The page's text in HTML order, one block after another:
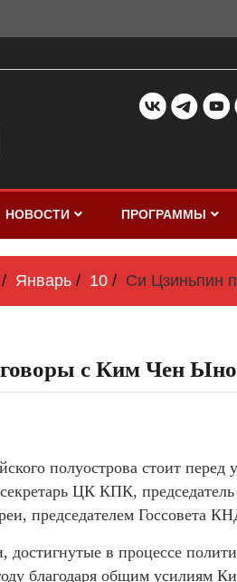
НОВОСТИ ПРОГРАММЫ
Январь 10 Си Цзиньпин
с Ким Чен
полуострова стоит
ЦК КПК,
председателем Госсовета
в процессе
благодаря общим усилиям